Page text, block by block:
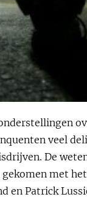
veel
De
met
en Patrick